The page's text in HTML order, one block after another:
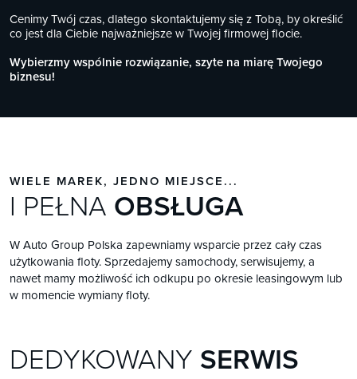
Cenimy Twój czas, dlatego skontaktujemy się z Tobą, by określić
co jest dla Ciebie najważniejsze w Twojej firmowej flocie.
Wybierzmy wspólnie rozwiązanie, szyte na miarę Twojego
biznesu!
WIELE MAREK, JEDNO MIEJSCE...
I PEŁNA OBSŁUGA
W Auto Group Polska zapewniamy wsparcie przez cały czas
użytkowania floty. Sprzedajemy samochody, serwisujemy, a
nawet mamy możliwość ich odkupu po okresie leasingowym lub
w momencie wymiany floty.
DEDYKOWANY SERWIS